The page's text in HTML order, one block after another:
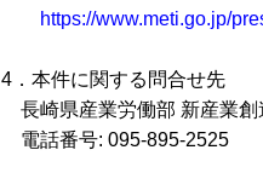
https://www.meti.go.jp/
4 ．本件に関する問合せ先
長崎県産業労働部 新産業創
電話番号: 095-895-2525